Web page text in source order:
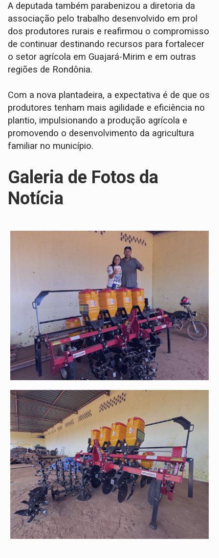
A deputada também parabenizou a diretoria da
associação pelo trabalho desenvolvido em prol
dos produtores rurais e reafirmou o compromisso
de continuar destinando recursos para fortalecer
o setor agrícola em Guajará-Mirim e em outras
regiões de Rondônia.
Com a nova plantadeira, a expectativa é de que os
produtores tenham mais agilidade e eficiência no
plantio, impulsionando a produção agrícola e
promovendo o desenvolvimento da agricultura
familiar no município.
Galeria de Fotos da
Notícia